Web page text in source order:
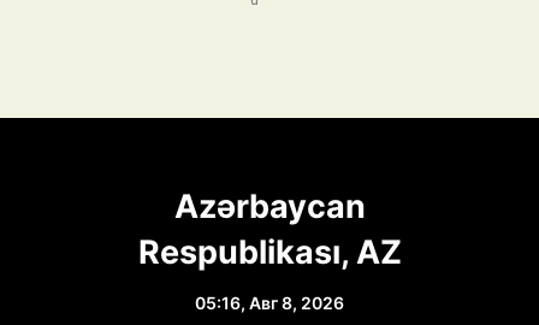
Azərbaycan
Respublikası, AZ
05:16, Авг 8, 2026